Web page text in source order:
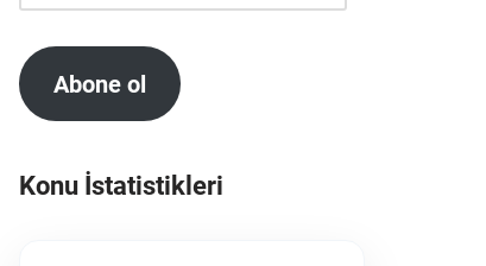
Abone ol
Konu İstatistikleri